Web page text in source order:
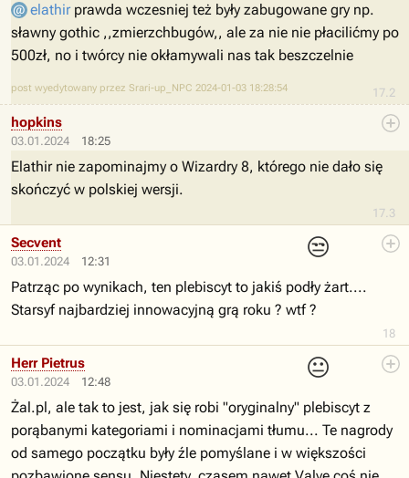
17.2
elathirprawda wczesniej też były zabugowane gry np.
sławny gothic ,,zmierzchbugów,, ale za nie nie płacilićmy po
500zł, no i twórcy nie okłamywali nas tak beszczelnie
post wyedytowany przez Srari-up_NPC 2024-01-03 18:28:54
03.01.2024 18:25
17.3
hopkins
Elathir nie zapominajmy o Wizardry 8, którego nie dało się
skończyć w polskiej wersji.
03.01.2024 12:31
😒
18
Secvent
Patrząc po wynikach, ten plebiscyt to jakiś podły żart....
Starsyf najbardziej innowacyjną grą roku ? wtf ?
03.01.2024 12:48
😐
Herr Pietrus
Żal.pl, ale tak to jest, jak się robi "oryginalny" plebiscyt z
porąbanymi kategoriami i nominacjami tłumu... Te nagrody
od samego początku były źle pomyślane i w większości